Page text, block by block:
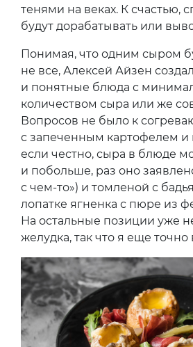
тенями на веках. К счастью,
будут дорабатывать или
Понимая, что одним сыром
не все, Алексей Айзен
и понятные блюда с
количеством сыра или же
Вопросов не было к
с запеченным картофелем и
если честно, сыра в блюде
и побольше, раз оно
с чем-то») и томленой с
лопатке ягненка с пюре из
На остальные позиции уже
желудка, так что я еще точно